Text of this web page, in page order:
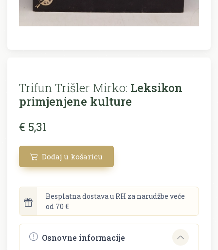
Trifun Trišler Mirko: Leksikon
primjenjene kulture
€ 5,31
Dodaj u košaricu
Besplatna dostava u RH za narudžbe veće
od 70 €
Osnovne informacije